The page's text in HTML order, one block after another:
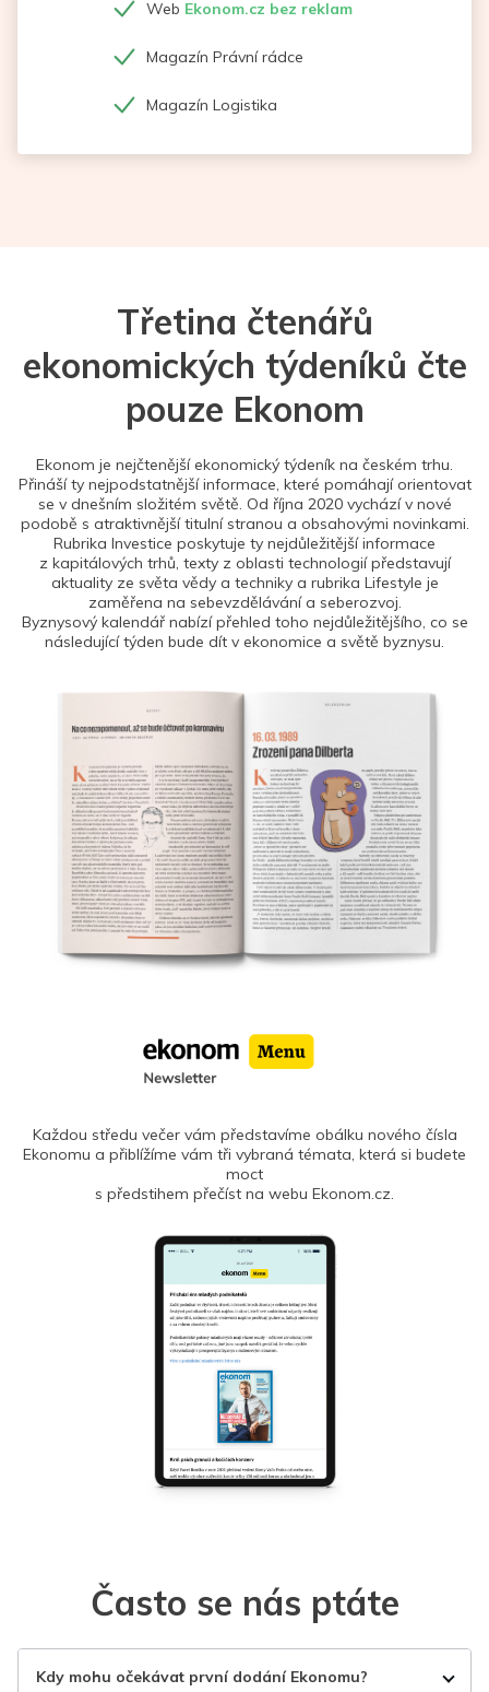
Web Ekonom.cz bez reklam
Magazín Právní rádce
Magazín Logistika
Třetina čtenářů
ekonomických týdeníků čte
pouze Ekonom
Ekonom je nejčtenější ekonomický týdeník na českém trhu.
Přináší ty nejpodstatnější informace, které pomáhají orientovat
se v dnešním složitém světě. Od října 2020 vychází v nové
podobě s atraktivnější titulní stranou a obsahovými novinkami.
Rubrika Investice poskytuje ty nejdůležitější informace
z kapitálových trhů, texty z oblasti technologií představují
aktuality ze světa vědy a techniky a rubrika Lifestyle je
zaměřena na sebevzdělávání a seberozvoj.
Byznysový kalendář nabízí přehled toho nejdůležitějšího, co se
následující týden bude dít v ekonomice a světě byznysu.
Každou středu večer vám představíme obálku nového čísla
Ekonomu a přiblížíme vám tři vybraná témata, která si budete
moct
s předstihem přečíst na webu Ekonom.cz.
Často se nás ptáte
Kdy mohu očekávat první dodání Ekonomu?